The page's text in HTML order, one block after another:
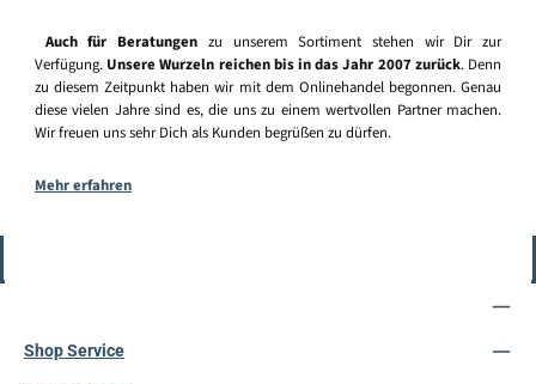
Auch für Beratungen zu unserem Sortiment stehen wir Dir zur
Verfügung. Unsere Wurzeln reichen bis in das Jahr 2007 zurück. Denn
zu diesem Zeitpunkt haben wir mit dem Onlinehandel begonnen. Genau
diese vielen Jahre sind es, die uns zu einem wertvollen Partner machen.
Wir freuen uns sehr Dich als Kunden begrüßen zu dürfen.
Mehr erfahren
Shop Service